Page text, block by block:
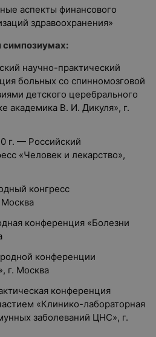
аспекты финансового
здравоохранения»
симпозиумах:
научно-практический
больных со спинномозговой
детского церебрального
академика В. И. Дикуля», г.
г. — Российский
«Человек и лекарство»,
конгресс
Москва
конференция «Болезни
конференции
г. Москва
конференция
«Клинико-лабораторная
заболеваний ЦНС», г.